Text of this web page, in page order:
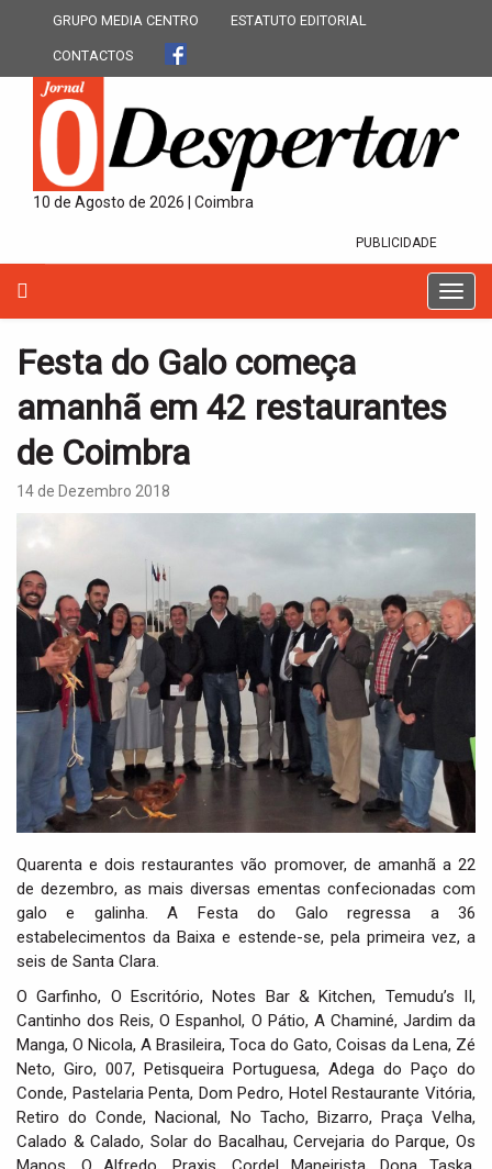
GRUPO MEDIA CENTRO ESTATUTO EDITORIAL
CONTACTOS
10 de Agosto de 2026 | Coimbra
PUBLICIDADE
T
o
i
o
n
Festa do Galo começa
amanhã em 42 restaurantes
de Coimbra
14 de Dezembro 2018
Quarenta e dois restaurantes vão promover, de amanhã a 22
de dezembro, as mais diversas ementas confecionadas com
galo e galinha. A Festa do Galo regressa a 36
estabelecimentos da Baixa e estende-se, pela primeira vez, a
seis de Santa Clara.
O Garfinho, O Escritório, Notes Bar & Kitchen, Temudu’s II,
Cantinho dos Reis, O Espanhol, O Pátio, A Chaminé, Jardim da
Manga, O Nicola, A Brasileira, Toca do Gato, Coisas da Lena, Zé
Neto, Giro, 007, Petisqueira Portuguesa, Adega do Paço do
Conde, Pastelaria Penta, Dom Pedro, Hotel Restaurante Vitória,
Retiro do Conde, Nacional, No Tacho, Bizarro, Praça Velha,
Calado & Calado, Solar do Bacalhau, Cervejaria do Parque, Os